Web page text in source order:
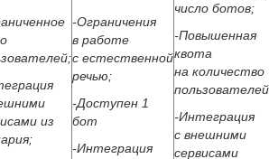
из
-Ограничения
в работе
с естественной
речью;
-Доступен 1
бот
-Интеграция
число ботов;
-Повышенная
квота
на количество
-Интеграция
с внешними
сервисами